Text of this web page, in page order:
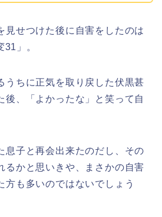
見せつけた後に自害をしたのは
」。
うちに正気を取り戻した伏黒甚
後、「よかったな」と笑って自
息子と再会出来たのだし、その
るかと思いきや、まさかの自害
方も多いのではないでしょう